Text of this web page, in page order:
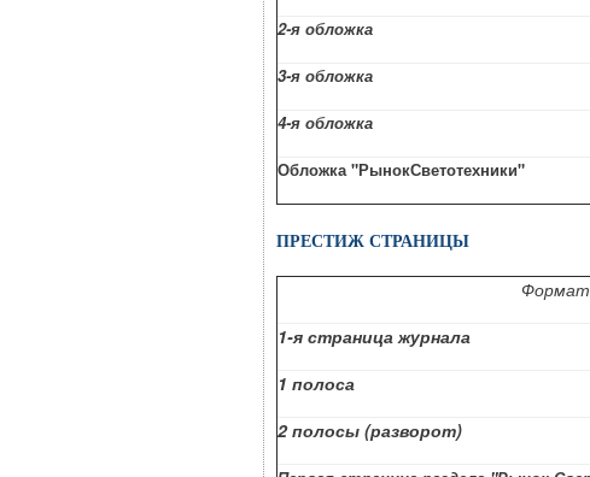
2-я обложка
3-я обложка
4-я обложка
Обложка "РынокСветотехники"
ПРЕСТИЖ СТРАНИЦЫ
Формат
1-я страница журнала
1 полоса
2 полосы (разворот)